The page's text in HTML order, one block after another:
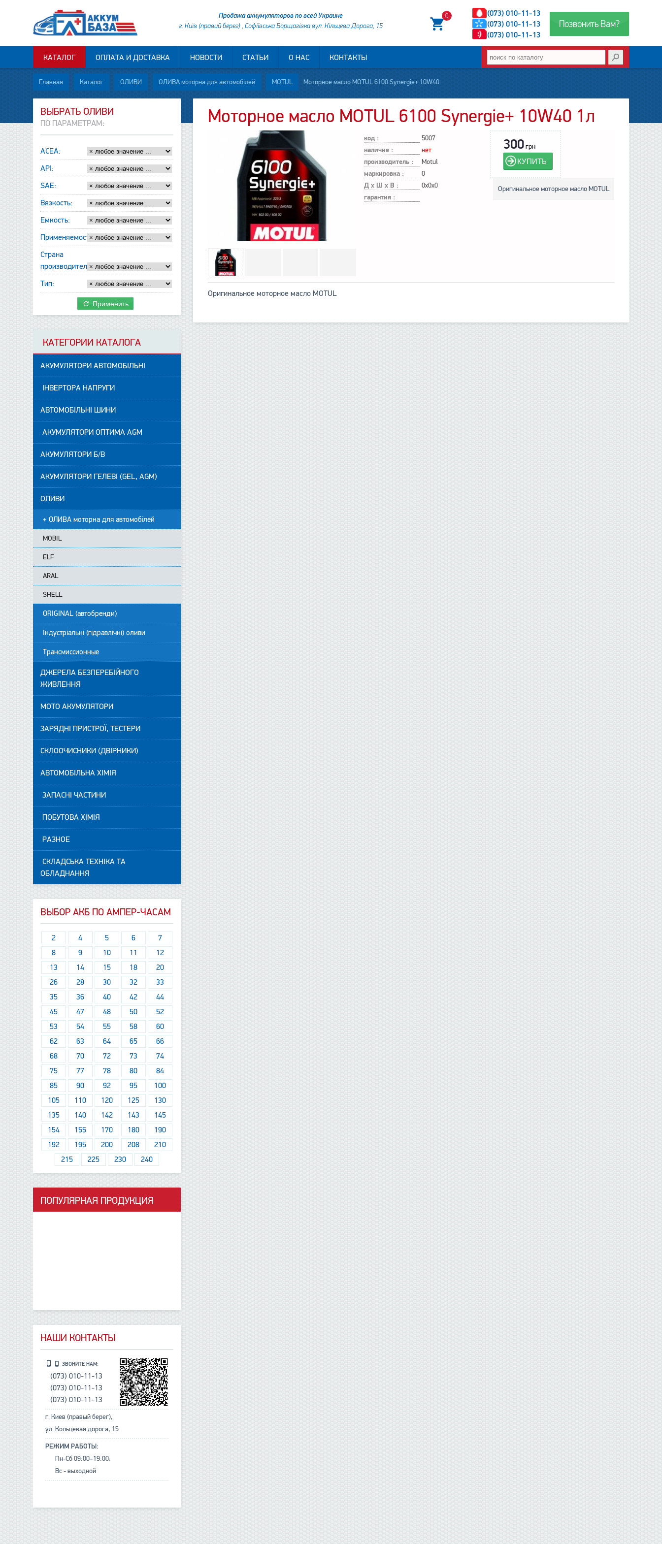
Позвонить Вам?
(073) 010-11-13
(073) 010-11-13
(073) 010-11-13
0
Продажа аккумуляторов по всей Украине
г. Київ (правий берег) , Софіївська Борщагівка вул. Кільцева Дорога, 15
КАТАЛОГ ОПЛАТА И ДОСТАВКА НОВОСТИ СТАТЬИ О НАС КОНТАКТЫ
Главная Каталог ОЛИВИ ОЛИВА моторна для автомобілей MOTUL Моторное масло MOTUL 6100 Synergie+ 10W40
Моторное масло MOTUL 6100 Synergie+ 10W40 1л
код : 5007
наличие : нет
производитель : Motul
маркировка : 0
Д х Ш х В : 0x0x0
гарантия :
300грн
КУПИТЬ
Оригинальное моторное масло MOTUL
Оригинальное моторное масло MOTUL
ВЫБРАТЬ ОЛИВИ
ПО ПАРАМЕТРАМ:
ACEA:
API:
SAE:
Вязкость:
Емкость:
Применяемость:
Страна
производитель:
Тип:
Применить
КАТЕГОРИИ КАТАЛОГА
АКУМУЛЯТОРИ АВТОМОБІЛЬНІ
ІНВЕРТОРА НАПРУГИ
АВТОМОБІЛЬНІ ШИНИ
АКУМУЛЯТОРИ ОПТИМА AGM
АКУМУЛЯТОРИ Б/В
АКУМУЛЯТОРИ ГЕЛЕВІ (GEL, AGM)
ОЛИВИ
+ ОЛИВА моторна для автомобілей
MOBIL
ELF
ARAL
SHELL
ORIGINAL (автобренди)
Індустріальні (гідравлічні) оливи
Трансмиссионные
ДЖЕРЕЛА БЕЗПЕРЕБІЙНОГО
ЖИВЛЕННЯ
МОТО АКУМУЛЯТОРИ
ЗАРЯДНІ ПРИСТРОЇ, ТЕСТЕРИ
СКЛООЧИСНИКИ (ДВІРНИКИ)
АВТОМОБІЛЬНА ХІМІЯ
ЗАПАСНІ ЧАСТИНИ
ПОБУТОВА ХІМІЯ
РАЗНОЕ
СКЛАДСЬКА ТЕХНІКА ТА
ОБЛАДНАННЯ
ВЫБОР АКБ ПО АМПЕР-ЧАСАМ
2 4 5 6
7
8
9 10 11
12
13
14 15 18
20
26
28 30 32
33
35
36 40 42
44
45
47 48 50
52
53
54 55 58
60
62
63 64 65
66
68
70 72 73
74
75
77 78 80
84
85
90 92 95
100
105
110 120 125
130
135
140 142 143
145
154
155 170 180
190
192
195 200 208
210
215
225 230 240
ПОПУЛЯРНАЯ ПРОДУКЦИЯ
данные отсутствуют
НАШИ КОНТАКТЫ
ЗВОНИТЕ НАМ:
(073) 010-11-13
(073) 010-11-13
(073) 010-11-13
г. Киев (правый берег),
ул. Кольцевая дорога, 15
РЕЖИМ РАБОТЫ:
Пн-Сб 09:00–19:00;
Вс - выходной